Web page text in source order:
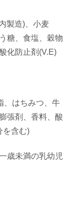
製造)、小麦
糖、食塩、穀物
化防止剤(V.E)
、はちみつ、牛
張剤、香料、酸
を含む)
歳未満の乳幼児